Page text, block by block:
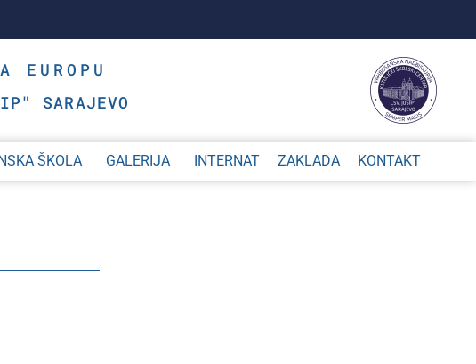
EUROPU
SARAJEVO
ŠKOLA GALERIJA INTERNAT ZAKLADA KONTAKT